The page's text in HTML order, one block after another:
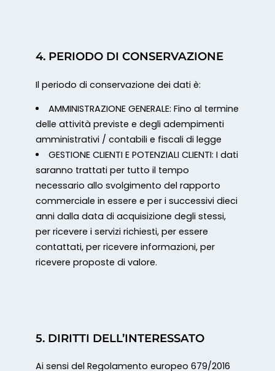
4. PERIODO DI CONSERVAZIONE
Il periodo di conservazione dei dati è:
AMMINISTRAZIONE GENERALE: Fino al termine
delle attività previste e degli adempimenti
amministrativi / contabili e fiscali di legge
GESTIONE CLIENTI E POTENZIALI CLIENTI: I dati
saranno trattati per tutto il tempo
necessario allo svolgimento del rapporto
commerciale in essere e per i successivi dieci
anni dalla data di acquisizione degli stessi,
per ricevere i servizi richiesti, per essere
contattati, per ricevere informazioni, per
ricevere proposte di valore.
5. DIRITTI DELL’INTERESSATO
Ai sensi del Regolamento europeo 679/2016